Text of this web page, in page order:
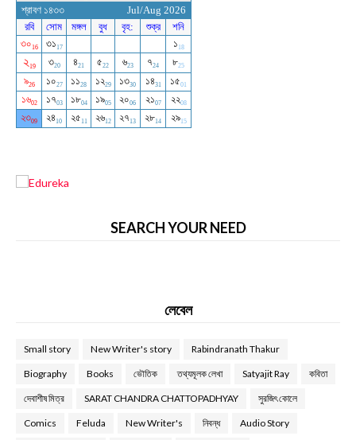
SEARCH YOUR NEED
লেবেল
Small story New Writer's story Rabindranath Thakur
Biography Books ভৌতিক তথ্যমূলক লেখা Satyajit Ray কবিতা
দেবাশীষ মিত্র SARAT CHANDRA CHATTOPADHYAY সুরজিৎ কোলে
Comics Feluda New Writer's নিবন্ধ Audio Story